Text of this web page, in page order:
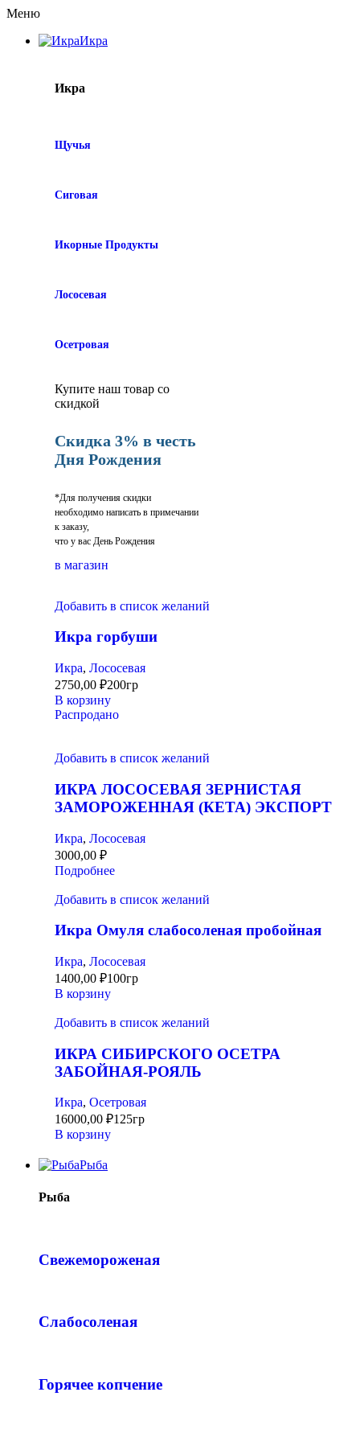
Меню
Икра
Икра
Щучья
Сиговая
Икорные Продукты
Лососевая
Осетровая
Купите наш товар со
скидкой
Скидка 3% в честь
Дня Рождения
*Для получения скидки
необходимо написать в примечании
к заказу,
что у вас День Рождения
в магазин
Добавить в список желаний
Икра горбуши
Икра, Лососевая
2750,00 ₽200гр
В корзину
Распродано
Добавить в список желаний
ИКРА ЛОСОСЕВАЯ ЗЕРНИСТАЯ
ЗАМОРОЖЕННАЯ (КЕТА) ЭКСПОРТ
Икра, Лососевая
3000,00 ₽
Подробнее
Добавить в список желаний
Икра Омуля слабосоленая пробойная
Икра, Лососевая
1400,00 ₽100гр
В корзину
Добавить в список желаний
ИКРА СИБИРСКОГО ОСЕТРА
ЗАБОЙНАЯ-РОЯЛЬ
Икра, Осетровая
16000,00 ₽125гр
В корзину
Рыба
Рыба
Свежемороженая
Слабосоленая
Горячее копчение